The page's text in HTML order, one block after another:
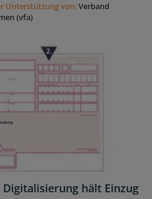
Unterstützung von:Verband
(vfa)
hält Einzug